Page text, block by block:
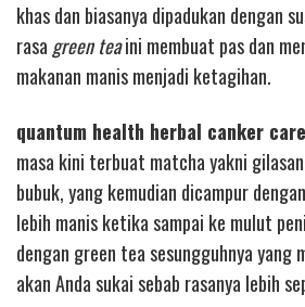
khas dan biasanya dipadukan dengan
rasa green teaini membuat pas dan
makanan manis menjadi ketagihan.
quantum health herbal canker care
masa kini terbuat matcha yakni
bubuk, yang kemudian dicampur
lebih manis ketika sampai ke mulut
dengan green tea sesungguhnya yang
akan Anda sukai sebab rasanya lebih